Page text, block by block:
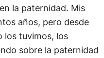
la paternidad. Mis
años, pero desde
los tuvimos, los
sobre la paternidad